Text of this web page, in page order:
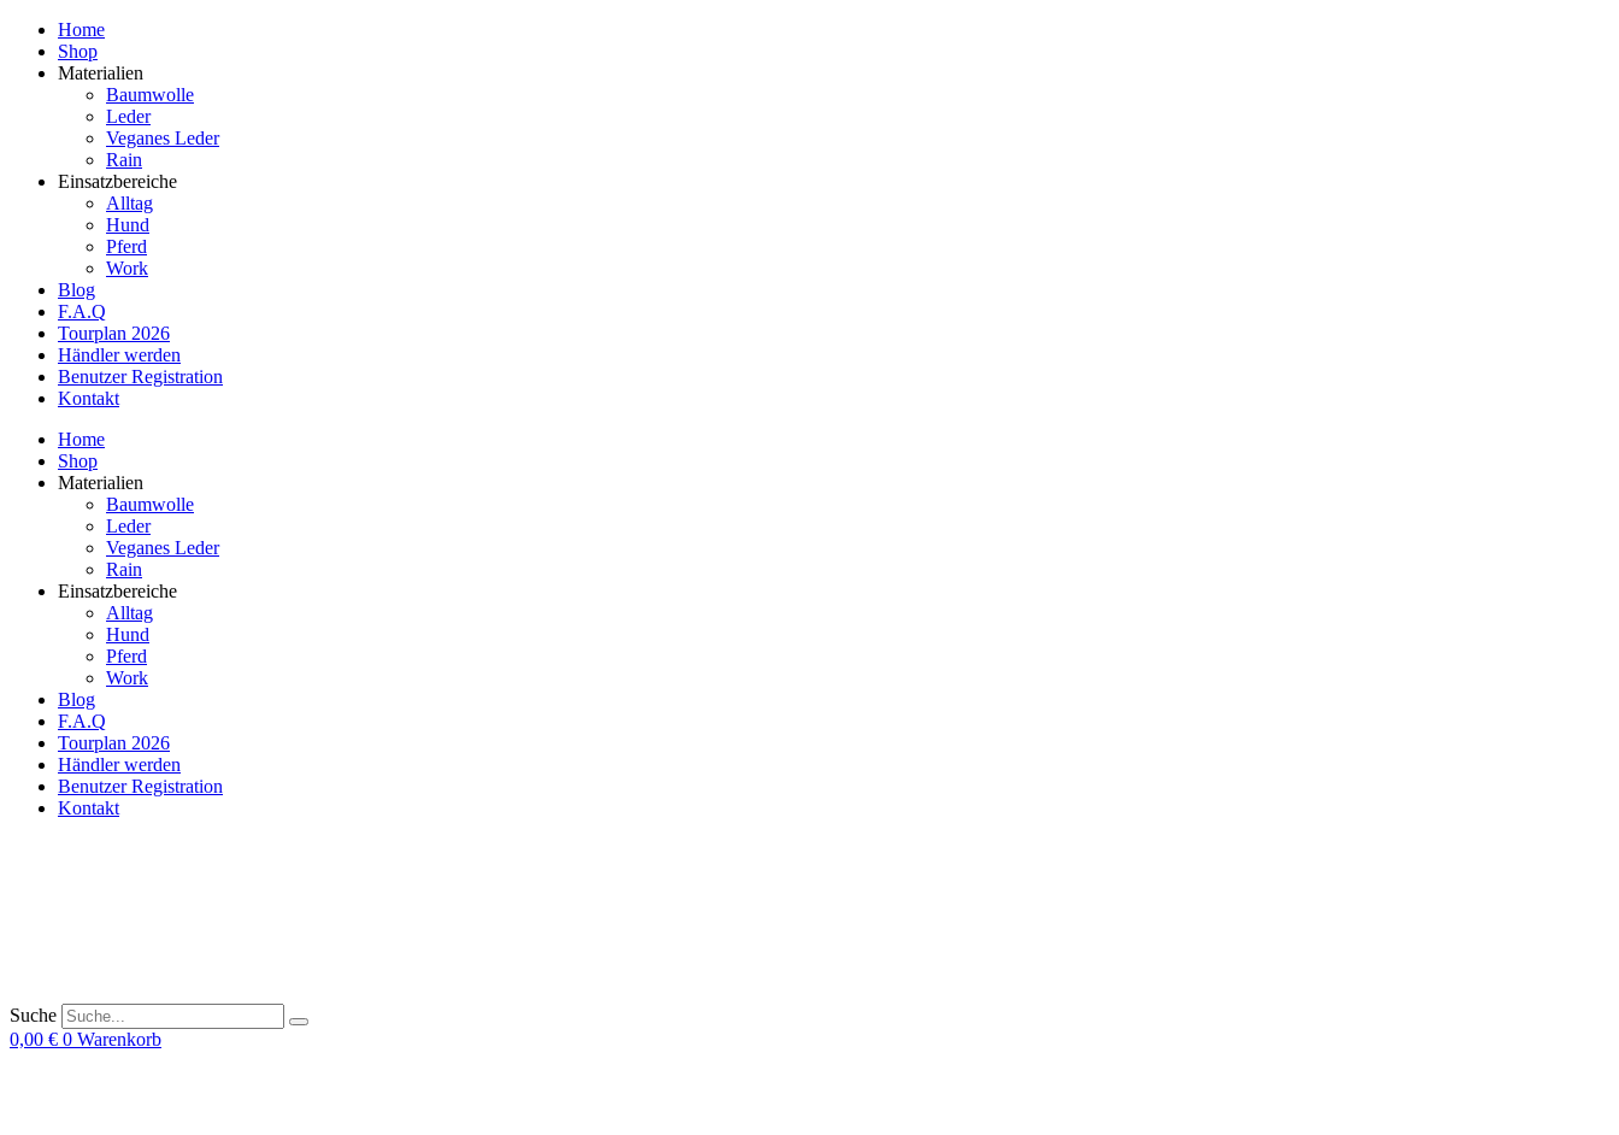
Home
Shop
Materialien
Baumwolle
Leder
Veganes Leder
Rain
Einsatzbereiche
Alltag
Hund
Pferd
Work
Blog
F.A.Q
Tourplan 2026
Händler werden
Benutzer Registration
Kontakt
Home
Shop
Materialien
Baumwolle
Leder
Veganes Leder
Rain
Einsatzbereiche
Alltag
Hund
Pferd
Work
Blog
F.A.Q
Tourplan 2026
Händler werden
Benutzer Registration
Kontakt
Suche
0,00 € 0 Warenkorb